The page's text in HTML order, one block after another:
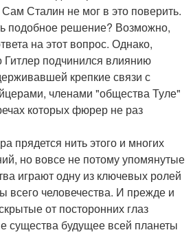
Сталин не мог в это поверить.
подобное решение? Возможно,
на этот вопрос. Однако,
Гитлер подчинился влиянию
крепкие связи с
членами "общества Туле"
которых фюрер не раз
прядется нить этого и многих
но вовсе не потому упомянутые
играют одну из ключевых ролей
всего человечества. И прежде и
от посторонних глаз
существа будущее всей планеты